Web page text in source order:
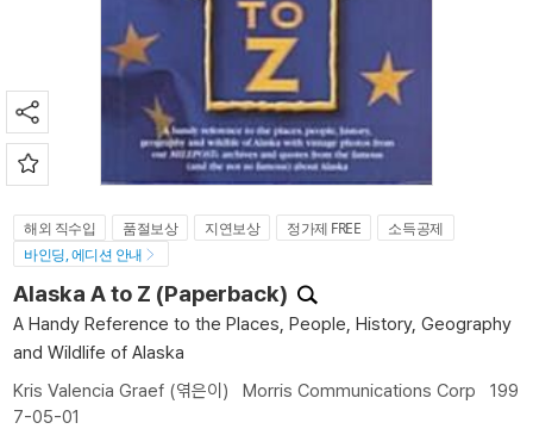
해외 직수입 품절보상 지연보상 정가제 FREE
소득공제
바인딩, 에디션 안내
Alaska A to Z (Paperback)
A Handy Reference to the Places, People, History, Geography
and Wildlife of Alaska
Kris Valencia Graef (엮은이) Morris Communications Corp 199
7-05-01